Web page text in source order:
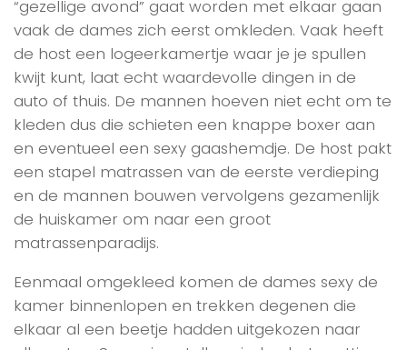
“gezellige avond” gaat worden met elkaar gaan
vaak de dames zich eerst omkleden. Vaak heeft
de host een logeerkamertje waar je je spullen
kwijt kunt, laat echt waardevolle dingen in de
auto of thuis. De mannen hoeven niet echt om te
kleden dus die schieten een knappe boxer aan
en eventueel een sexy gaashemdje. De host pakt
een stapel matrassen van de eerste verdieping
en de mannen bouwen vervolgens gezamenlijk
de huiskamer om naar een groot
matrassenparadijs.
Eenmaal omgekleed komen de dames sexy de
kamer binnenlopen en trekken degenen die
elkaar al een beetje hadden uitgekozen naar